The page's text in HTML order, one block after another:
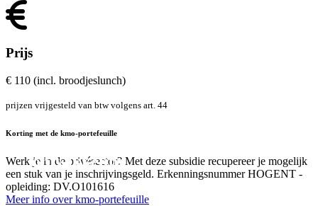
beoordelaars emotionele
ontwikkeling.
Prijs
€ 110 (incl. broodjeslunch)
prijzen vrijgesteld van btw volgens art. 44
Korting met de kmo-portefeuille
Werk je in de privésector? Met deze subsidie recupereer je mogelijk
een stuk van je inschrijvings­geld. Erkenningsnummer HOGENT -
opleiding: DV.O101616
Meer info over kmo-portefeuille